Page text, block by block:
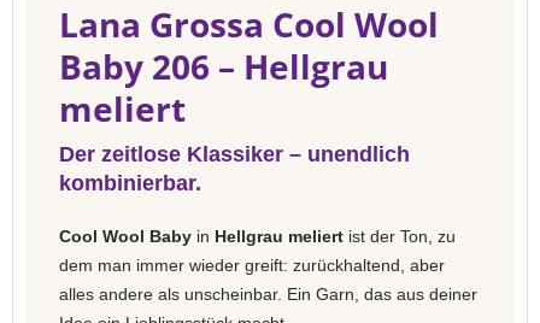
Lana Grossa Cool Wool
Baby 206 – Hellgrau
meliert
Der zeitlose Klassiker – unendlich
kombinierbar.
Cool Wool Baby in Hellgrau meliert ist der Ton, zu
dem man immer wieder greift: zurückhaltend, aber
alles andere als unscheinbar. Ein Garn, das aus deiner